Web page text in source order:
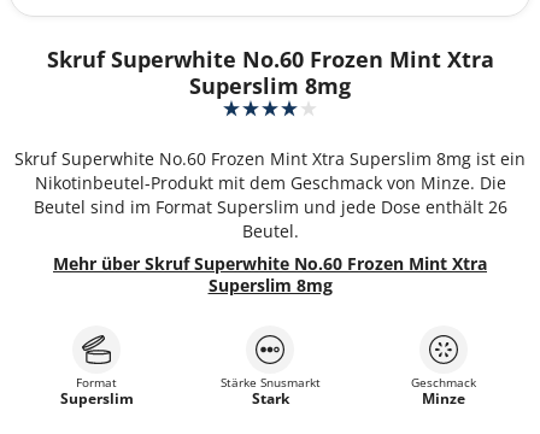
Skruf Superwhite No.60 Frozen Mint Xtra
Superslim 8mg
Skruf Superwhite No.60 Frozen Mint Xtra Superslim 8mg ist ein
Nikotinbeutel-Produkt mit dem Geschmack von Minze. Die
Beutel sind im Format Superslim und jede Dose enthält 26
Beutel.
Mehr über Skruf Superwhite No.60 Frozen Mint Xtra
Superslim 8mg
Format
Superslim
Stärke Snusmarkt
Stark
Geschmack
Minze